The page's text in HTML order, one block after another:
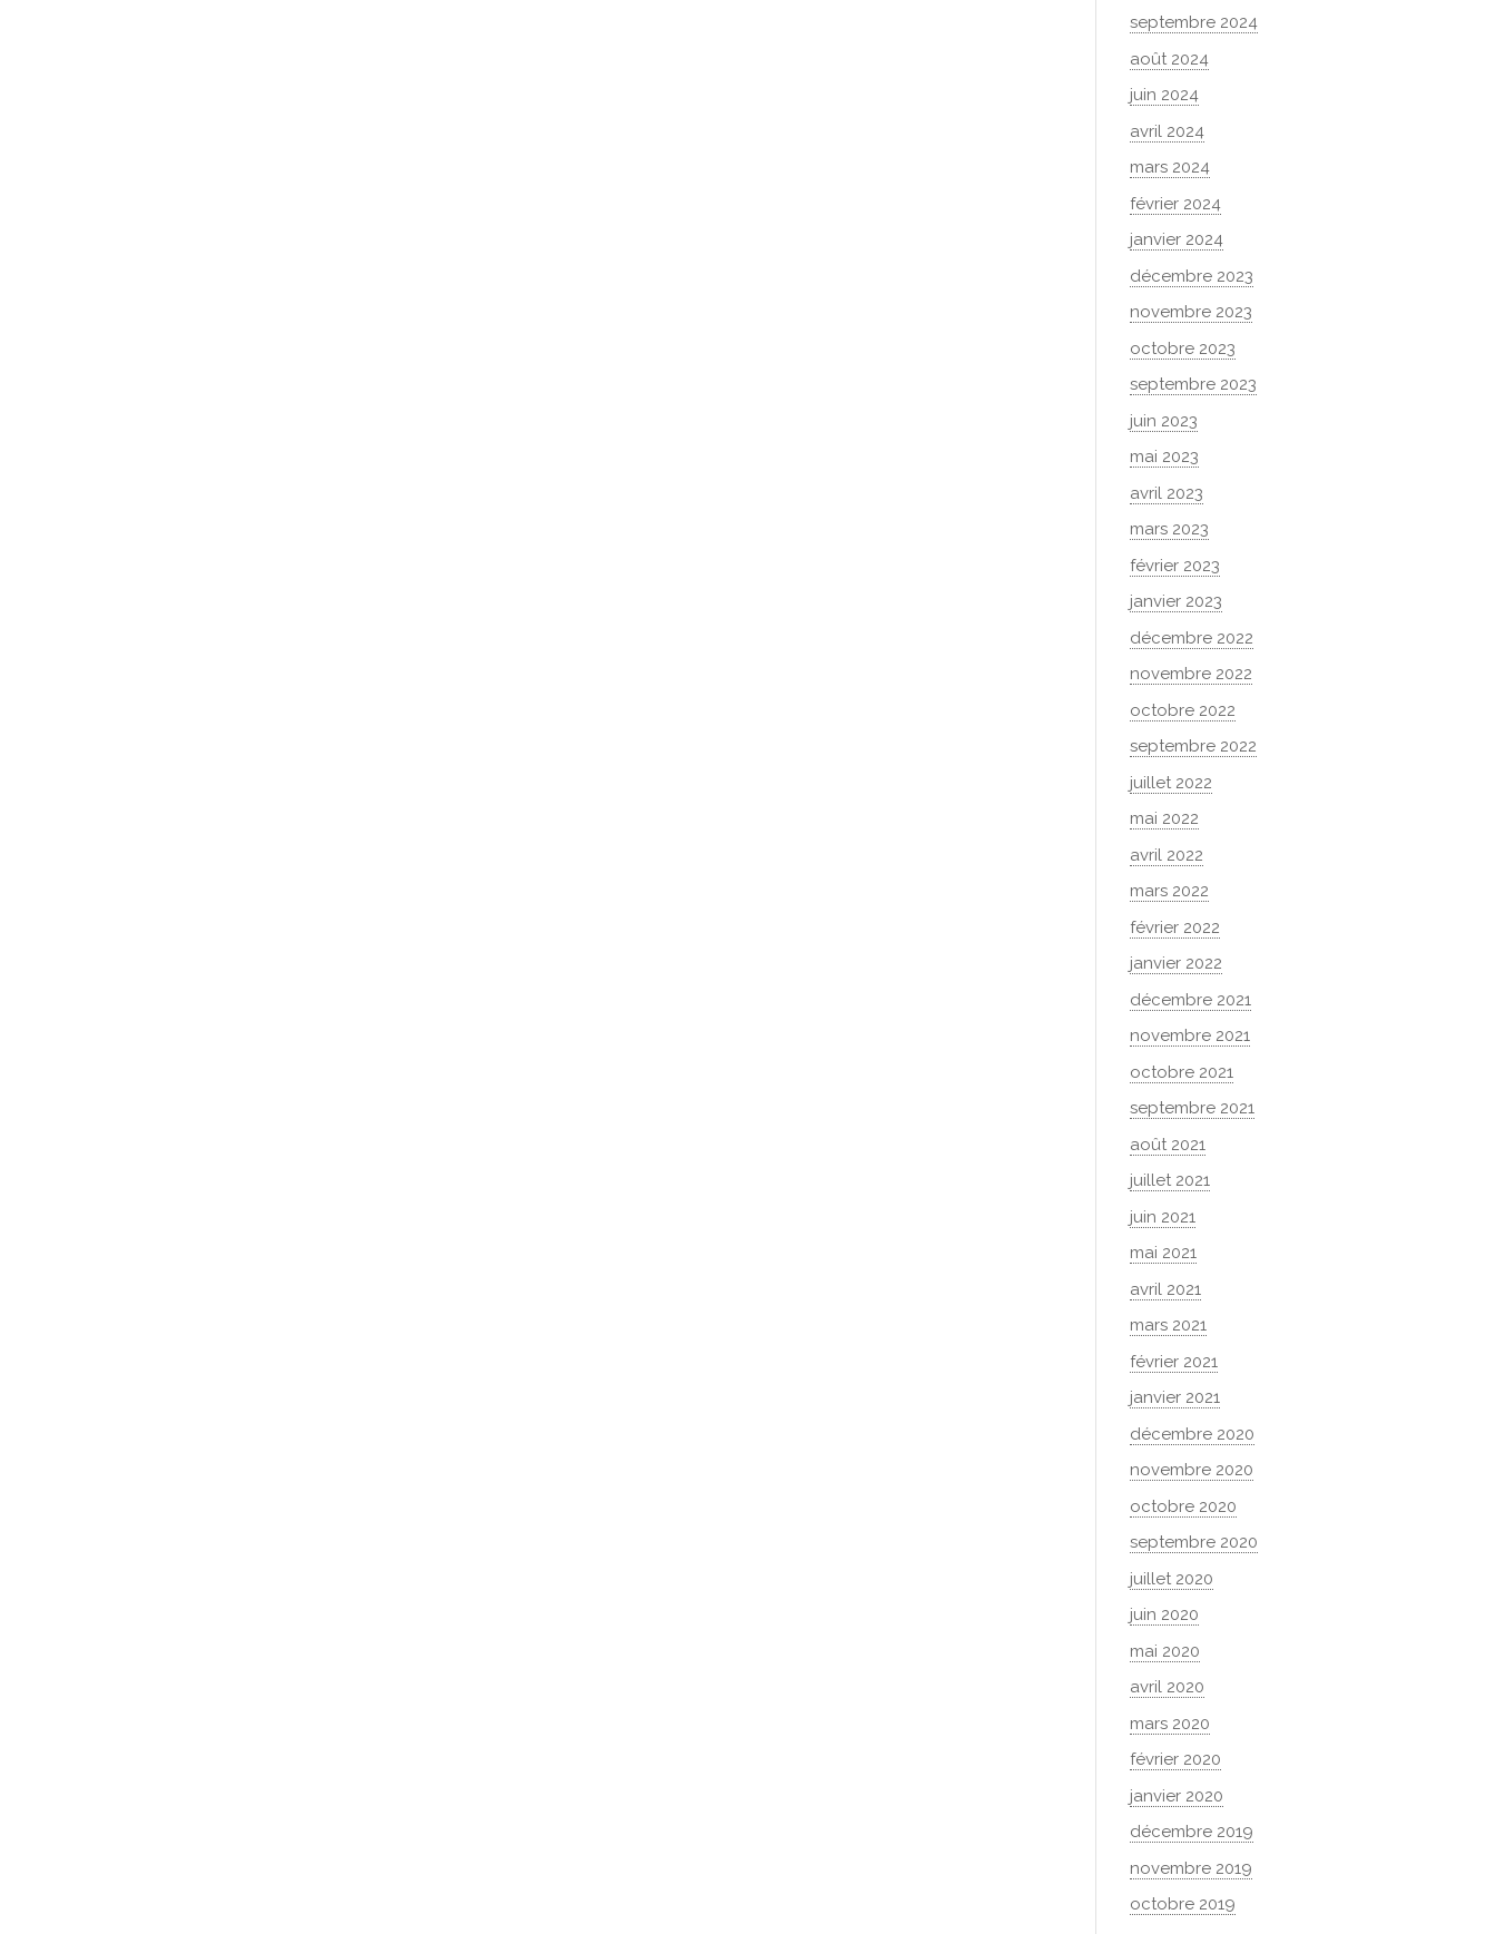
septembre 2024
août 2024
juin 2024
avril 2024
mars 2024
février 2024
janvier 2024
décembre 2023
novembre 2023
octobre 2023
septembre 2023
juin 2023
mai 2023
avril 2023
mars 2023
février 2023
janvier 2023
décembre 2022
novembre 2022
octobre 2022
septembre 2022
juillet 2022
mai 2022
avril 2022
mars 2022
février 2022
janvier 2022
décembre 2021
novembre 2021
octobre 2021
septembre 2021
août 2021
juillet 2021
juin 2021
mai 2021
avril 2021
mars 2021
février 2021
janvier 2021
décembre 2020
novembre 2020
octobre 2020
septembre 2020
juillet 2020
juin 2020
mai 2020
avril 2020
mars 2020
février 2020
janvier 2020
décembre 2019
novembre 2019
octobre 2019